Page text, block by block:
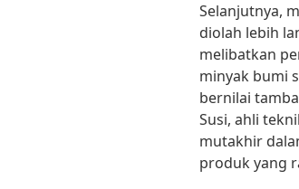
Selanjutnya,
diolah lebih
melibatkan
minyak bumi
bernilai
Susi, ahli
mutakhir
produk yang